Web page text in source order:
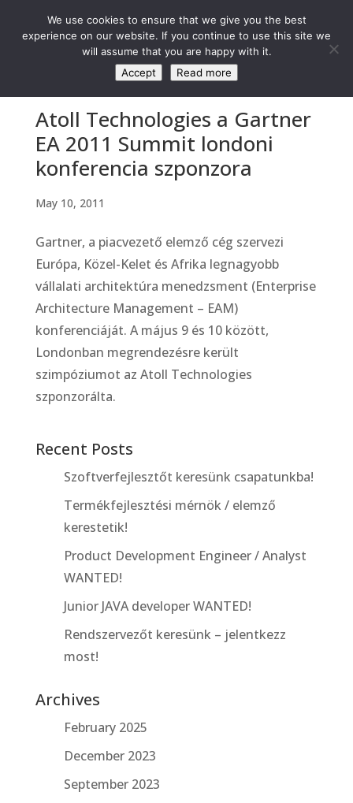
Atoll Technologies a Gartner
EA 2011 Summit londoni
konferencia szponzora
May 10, 2011
Gartner, a piacvezető elemző cég szervezi
Európa, Közel-Kelet és Afrika legnagyobb
vállalati architektúra menedzsment (Enterprise
Architecture Management – EAM)
konferenciáját. A május 9 és 10 között,
Londonban megrendezésre került
szimpóziumot az Atoll Technologies
szponzorálta.
Recent Posts
Szoftverfejlesztőt keresünk csapatunkba!
Termékfejlesztési mérnök / elemző
kerestetik!
Product Development Engineer / Analyst
WANTED!
Junior JAVA developer WANTED!
Rendszervezőt keresünk – jelentkezz
most!
Archives
February 2025
December 2023
September 2023
We use cookies to ensure that we give you the best
experience on our website. If you continue to use this site we
will assume that you are happy with it.
Accept
Read more